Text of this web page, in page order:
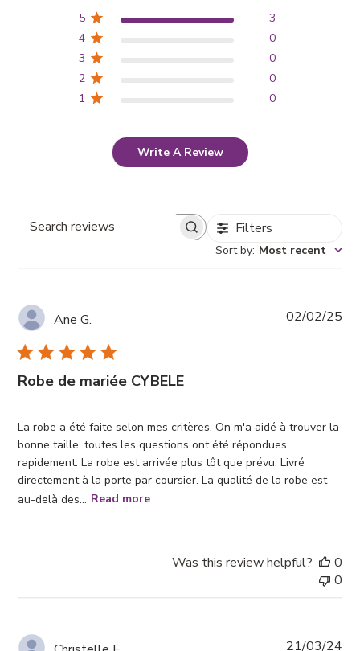
5
3
4
0
3
0
2
0
1
0
Write A Review
Search
Filters
Sort by: Most recent
Ane G.
Robe de mariée CYBELE
La robe a été faite selon mes critères. On m'a aidé à trouver la
bonne taille, toutes les questions ont été répondues
rapidement. La robe est arrivée plus tôt que prévu. Livré
directement à la porte par coursier. La qualité de la robe est
au-delà des... Read more
02/02/25
Was this review helpful?
0
0
21/03/24